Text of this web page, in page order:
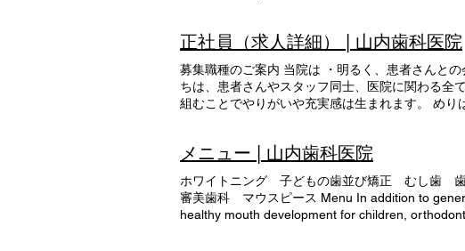
特別な配慮が必要な患者さまに対し、適切な医療
れ歯の修理等を迅速に行う体制が整備されています
that children can spend their waiting time without
正社員（求人詳細） | 山内歯科医院
募集職種のご案内 当院は ・明るく、患者さんと
ちは、患者さんやスタッフ同士、医院に関わる全
組むことでやりがいや充実感は生まれます。 め
メニュー | 山内歯科医院
ホワイトニング 子どもの歯並び矯正 むし
審美歯科 マウスピース Menu In addition to
healthy mouth development for children,